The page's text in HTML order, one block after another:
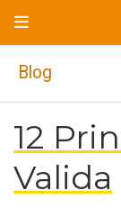
Blog
12
Valida